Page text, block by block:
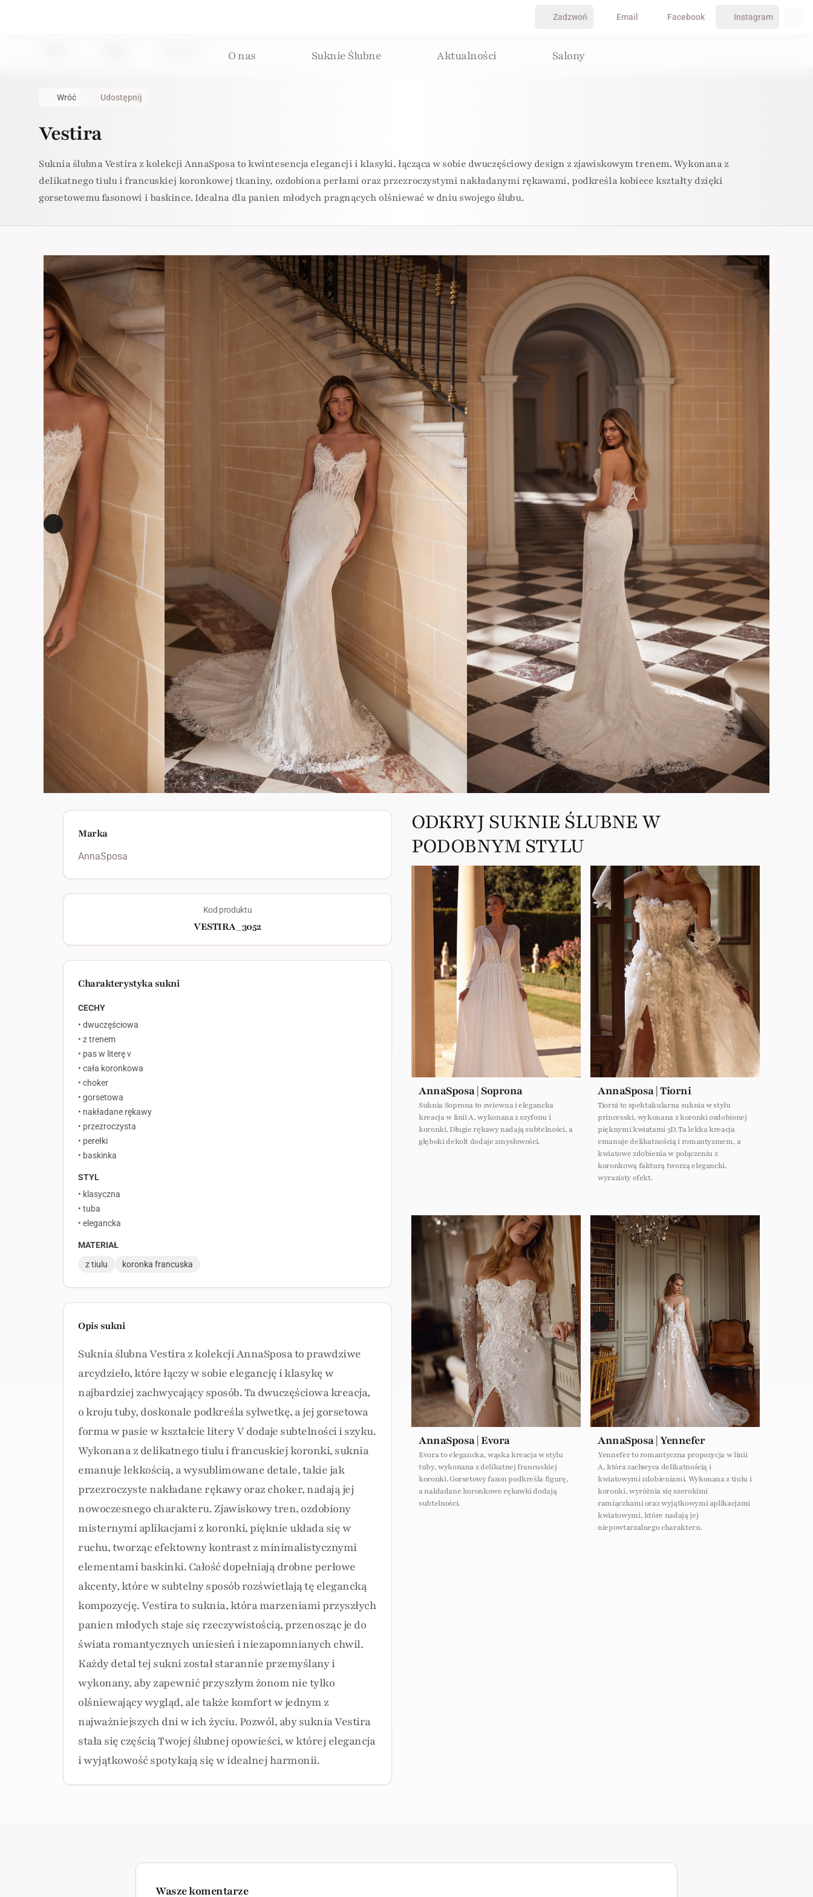
Zadzwoń Email Facebook Instagram
O nas Suknie Ślubne Aktualności Salony
Wróć Udostępnij
Vestira
Suknia ślubna Vestira z kolekcji AnnaSposa to kwintesencja elegancji i klasyki, łącząca w sobie dwuczęściowy design z zjawiskowym trenem. Wykonana z
delikatnego tiulu i francuskiej koronkowej tkaniny, ozdobiona perłami oraz przezroczystymi nakładanymi rękawami, podkreśla kobiece kształty dzięki
gorsetowemu fasonowi i baskince. Idealna dla panien młodych pragnących olśniewać w dniu swojego ślubu.
Marka
AnnaSposa
Kod produktu
VESTIRA_3052
Charakterystyka sukni
CECHY
• dwuczęściowa
• z trenem
• pas w literę v
• cała koronkowa
• choker
• gorsetowa
• nakładane rękawy
• przezroczysta
• perełki
• baskinka
STYL
• klasyczna
• tuba
• elegancka
MATERIAŁ
z tiulu
koronka francuska
Opis sukni
Suknia ślubna Vestira z kolekcji AnnaSposa to prawdziwe
arcydzieło, które łączy w sobie elegancję i klasykę w
najbardziej zachwycający sposób. Ta dwuczęściowa kreacja,
o kroju tuby, doskonale podkreśla sylwetkę, a jej gorsetowa
forma w pasie w kształcie litery V dodaje subtelności i szyku.
Wykonana z delikatnego tiulu i francuskiej koronki, suknia
emanuje lekkością, a wysublimowane detale, takie jak
przezroczyste nakładane rękawy oraz choker, nadają jej
nowoczesnego charakteru. Zjawiskowy tren, ozdobiony
misternymi aplikacjami z koronki, pięknie układa się w
ruchu, tworząc efektowny kontrast z minimalistycznymi
elementami baskinki. Całość dopełniają drobne perłowe
akcenty, które w subtelny sposób rozświetlają tę elegancką
kompozycję. Vestira to suknia, która marzeniami przyszłych
panien młodych staje się rzeczywistością, przenosząc je do
świata romantycznych uniesień i niezapomnianych chwil.
Każdy detal tej sukni został starannie przemyślany i
wykonany, aby zapewnić przyszłym żonom nie tylko
olśniewający wygląd, ale także komfort w jednym z
najważniejszych dni w ich życiu. Pozwól, aby suknia Vestira
stała się częścią Twojej ślubnej opowieści, w której elegancja
i wyjątkowość spotykają się w idealnej harmonii.
ODKRYJ SUKNIE ŚLUBNE W
PODOBNYM STYLU
AnnaSposa | Soprona
Suknia Soprona to zwiewna i elegancka
kreacja w linii A, wykonana z szyfonu i
koronki. Długie rękawy nadają subtelności, a
głęboki dekolt dodaje zmysłowości.
AnnaSposa | Tiorni
Tiorni to spektakularna suknia w stylu
princesski, wykonana z koronki ozdobionej
pięknymi kwiatami 3D. Ta lekka kreacja
emanuje delikatnością i romantyzmem, a
kwiatowe zdobienia w połączeniu z
koronkową fakturą tworzą elegancki,
wyrazisty efekt.
AnnaSposa | Evora
Evora to elegancka, wąska kreacja w stylu
tuby, wykonana z delikatnej francuskiej
koronki. Gorsetowy fason podkreśla figurę,
a nakładane koronkowe rękawki dodają
subtelności.
AnnaSposa | Yennefer
Yennefer to romantyczna propozycja w linii
A, która zachwyca delikatnością i
kwiatowymi zdobieniami. Wykonana z tiulu i
koronki, wyróżnia się szerokimi
ramiączkami oraz wyjątkowymi aplikacjami
kwiatowymi, które nadają jej
niepowtarzalnego charakteru.
Wasze komentarze